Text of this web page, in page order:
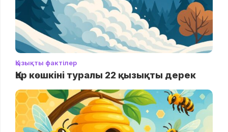
Қызықты фактілер
Қар көшкіні туралы 22 қызықты дерек